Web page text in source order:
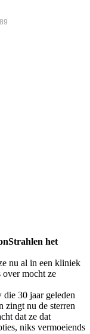
het
nu al in een kliniek
over mocht ze
30 jaar geleden
zingt nu de sterren
dat ze dat
niks vermoeiends